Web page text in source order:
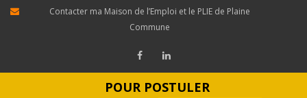
Contacter ma Maison de l’Emploi et le PLIE de Plaine
Commune
POUR POSTULER